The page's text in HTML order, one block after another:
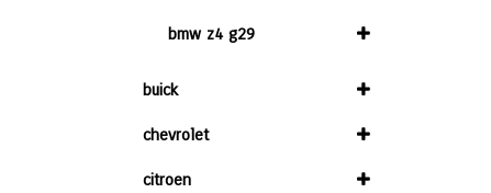
bmw z4 g29
buick
chevrolet
citroen